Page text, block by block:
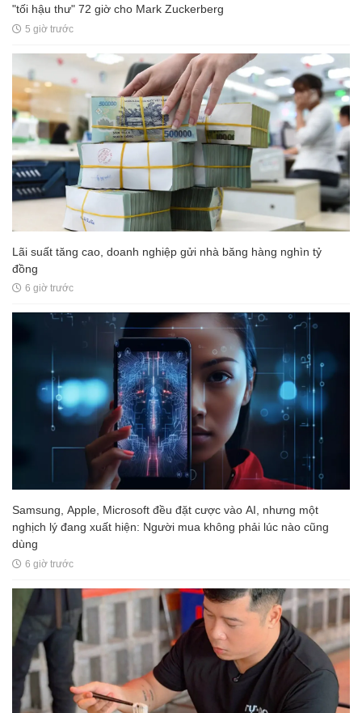
"tối hậu thư" 72 giờ cho Mark Zuckerberg
5 giờ trước
Lãi suất tăng cao, doanh nghiệp gửi nhà băng hàng nghìn tỷ
đồng
6 giờ trước
Samsung, Apple, Microsoft đều đặt cược vào AI, nhưng một
nghịch lý đang xuất hiện: Người mua không phải lúc nào cũng
dùng
6 giờ trước